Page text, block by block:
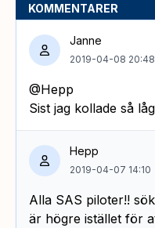
KOMMENTARER
Janne
2019-04-08 20:48
@Hepp
Sist jag kollade så
Hepp
2019-04-07 14:10
Alla SAS piloter!!
är högre istället för